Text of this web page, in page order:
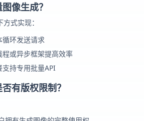
像生成？
式实现：
循环发送请求
程或异步框架提高效率
支持专用批量API
有版权限制？